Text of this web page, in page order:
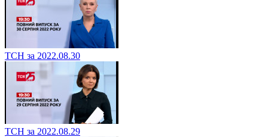
ТСН за 2022.08.30
ТСН за 2022.08.29